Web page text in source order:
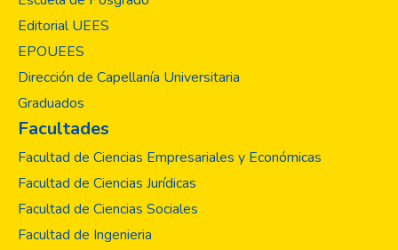
Editorial UEES
EPOUEES
Dirección de Capellanía Universitaria
Graduados
Facultades
Facultad de Ciencias Empresariales y Económicas
Facultad de Ciencias Jurídicas
Facultad de Ciencias Sociales
Facultad de Ingenieria